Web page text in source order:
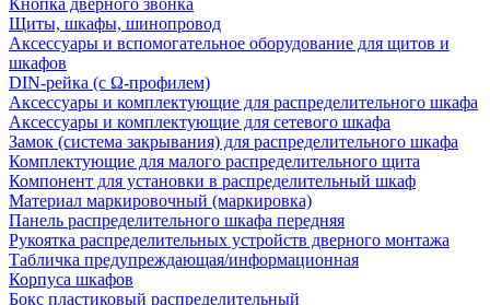
Кнопка дверного звонка
Щиты, шкафы, шинопровод
Аксессуары и вспомогательное оборудование для щитов и
шкафов
DIN-рейка (с Ω-профилем)
Аксессуары и комплектующие для распределительного шкафа
Аксессуары и комплектующие для сетевого шкафа
Замок (система закрывания) для распределительного шкафа
Комплектующие для малого распределительного щита
Компонент для установки в распределительный шкаф
Материал маркировочный (маркировка)
Панель распределительного шкафа передняя
Рукоятка распределительных устройств дверного монтажа
Табличка предупреждающая/информационная
Корпуса шкафов
Бокс пластиковый распределительный